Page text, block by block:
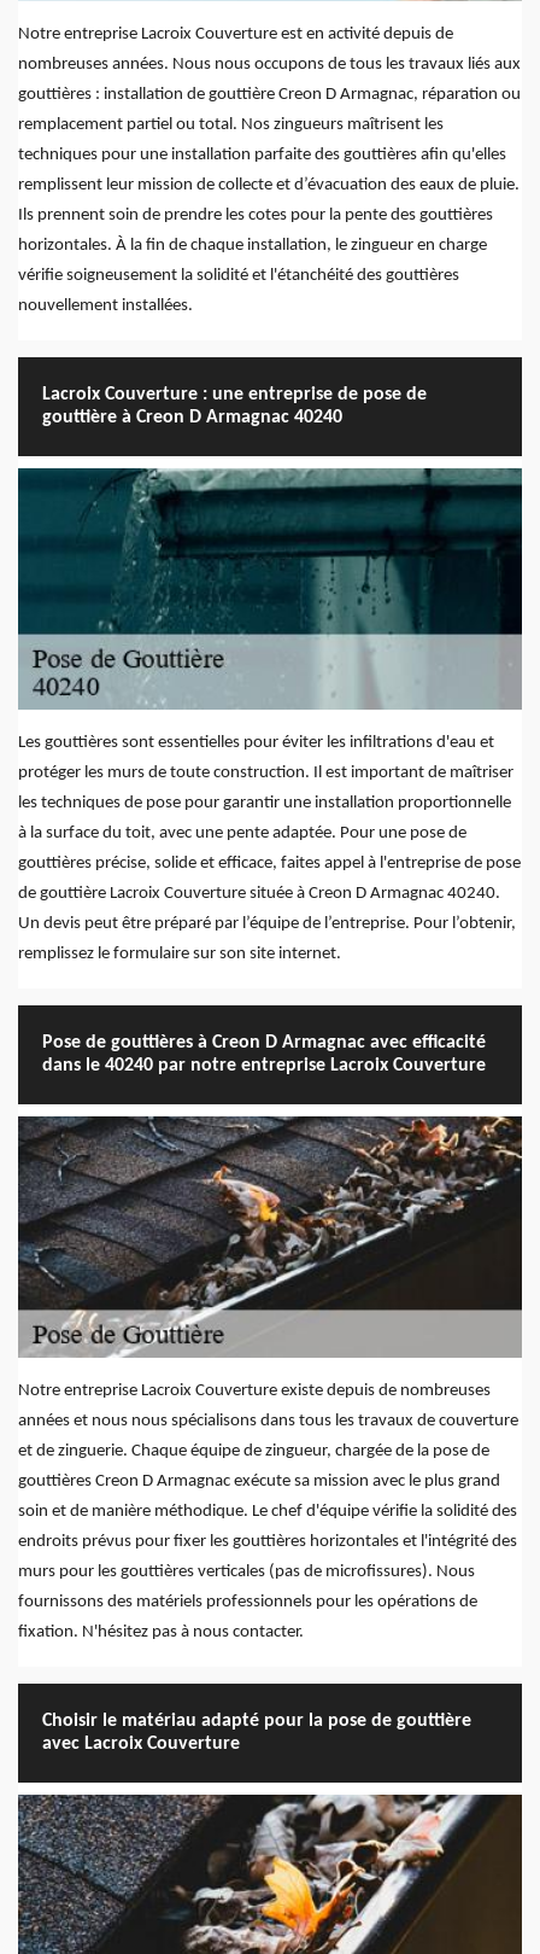
Notre entreprise Lacroix Couverture est en activité depuis de
nombreuses années. Nous nous occupons de tous les travaux liés aux
gouttières : installation de gouttière Creon D Armagnac, réparation ou
remplacement partiel ou total. Nos zingueurs maîtrisent les
techniques pour une installation parfaite des gouttières afin qu'elles
remplissent leur mission de collecte et d’évacuation des eaux de pluie.
Ils prennent soin de prendre les cotes pour la pente des gouttières
horizontales. À la fin de chaque installation, le zingueur en charge
vérifie soigneusement la solidité et l'étanchéité des gouttières
nouvellement installées.
Lacroix Couverture : une entreprise de pose de
gouttière à Creon D Armagnac 40240
Les gouttières sont essentielles pour éviter les infiltrations d'eau et
protéger les murs de toute construction. Il est important de maîtriser
les techniques de pose pour garantir une installation proportionnelle
à la surface du toit, avec une pente adaptée. Pour une pose de
gouttières précise, solide et efficace, faites appel à l'entreprise de pose
de gouttière Lacroix Couverture située à Creon D Armagnac 40240.
Un devis peut être préparé par l’équipe de l’entreprise. Pour l’obtenir,
remplissez le formulaire sur son site internet.
Pose de gouttières à Creon D Armagnac avec efficacité
dans le 40240 par notre entreprise Lacroix Couverture
Notre entreprise Lacroix Couverture existe depuis de nombreuses
années et nous nous spécialisons dans tous les travaux de couverture
et de zinguerie. Chaque équipe de zingueur, chargée de la pose de
gouttières Creon D Armagnac exécute sa mission avec le plus grand
soin et de manière méthodique. Le chef d'équipe vérifie la solidité des
endroits prévus pour fixer les gouttières horizontales et l'intégrité des
murs pour les gouttières verticales (pas de microfissures). Nous
fournissons des matériels professionnels pour les opérations de
fixation. N'hésitez pas à nous contacter.
Choisir le matériau adapté pour la pose de gouttière
avec Lacroix Couverture